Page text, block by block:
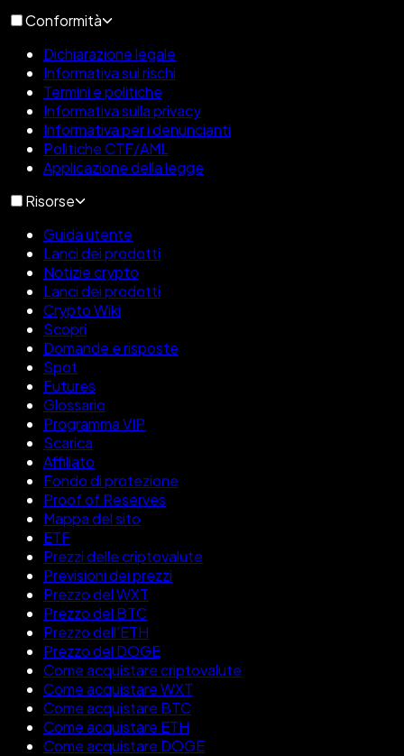
Conformità
Dichiarazione legale
Informativa sui rischi
Termini e politiche
Informativa sulla privacy
Informativa per i denuncianti
Politiche CTF/AML
Applicazione della legge
Risorse
Guida utente
Lanci dei prodotti
Notizie crypto
Lanci dei prodotti
Crypto Wiki
Scopri
Domande e risposte
Spot
Futures
Glossario
Programma VIP
Scarica
Affiliato
Fondo di protezione
Proof of Reserves
Mappa del sito
ETF
Prezzi delle criptovalute
Previsioni dei prezzi
Prezzo del WXT
Prezzo del BTC
Prezzo dell'ETH
Prezzo del DOGE
Come acquistare criptovalute
Come acquistare WXT
Come acquistare BTC
Come acquistare ETH
Come acquistare DOGE